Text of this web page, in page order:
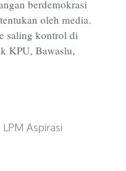
berdemokrasi
oleh media.
saling kontrol di
KPU, Bawaslu,